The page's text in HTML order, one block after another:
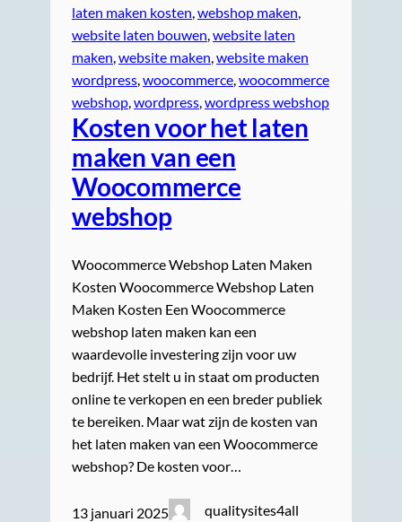
laten maken kosten, webshop maken
website laten bouwen, website laten
maken, website maken, website maken
wordpress, woocommerce, woocommerce
webshop, wordpress, wordpress webshop
Kosten voor het laten
maken van een
Woocommerce
webshop
Woocommerce Webshop Laten Maken
Kosten Woocommerce Webshop Laten
Maken Kosten Een Woocommerce
webshop laten maken kan een
waardevolle investering zijn voor uw
bedrijf. Het stelt u in staat om producten
online te verkopen en een breder publiek
te bereiken. Maar wat zijn de kosten van
het laten maken van een Woocommerce
webshop? De kosten voor…
13 januari 2025 qualitysites4all